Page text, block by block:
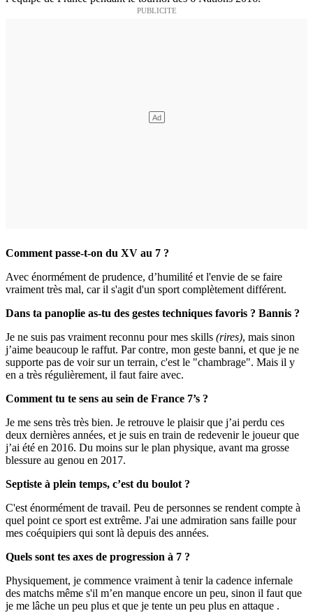
Comment passe-t-on du XV au 7 ?
Avec énormément de prudence, d’humilité et l'envie de se faire
vraiment très mal, car il s'agit d'un sport complètement différent.
Dans ta panoplie as-tu des gestes techniques favoris ? Bannis ?
Je ne suis pas vraiment reconnu pour mes skills (rires), mais sinon
j’aime beaucoup le raffut. Par contre, mon geste banni, et que je ne
supporte pas de voir sur un terrain, c'est le "chambrage". Mais il y
en a très régulièrement, il faut faire avec.
Comment tu te sens au sein de France 7’s ?
Je me sens très très bien. Je retrouve le plaisir que j’ai perdu ces
deux dernières années, et je suis en train de redevenir le joueur que
j’ai été en 2016. Du moins sur le plan physique, avant ma grosse
blessure au genou en 2017.
Septiste à plein temps, c’est du boulot ?
C'est énormément de travail. Peu de personnes se rendent compte à
quel point ce sport est extrême. J'ai une admiration sans faille pour
mes coéquipiers qui sont là depuis des années.
Quels sont tes axes de progression à 7 ?
Physiquement, je commence vraiment à tenir la cadence infernale
des matchs même s'il m’en manque encore un peu, sinon il faut que
je me lâche un peu plus et que je tente un peu plus en attaque .